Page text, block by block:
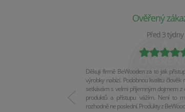
Ověřený
Před 3 týdny
Děkuji firmě BeWooden za to jak
výrobky nabízí. Podobnou kvalitu
setkávám s velmi příjemným dojmem z
produktů a přístupu vážím. Není to
rozhodně ne poslední. Produkty z